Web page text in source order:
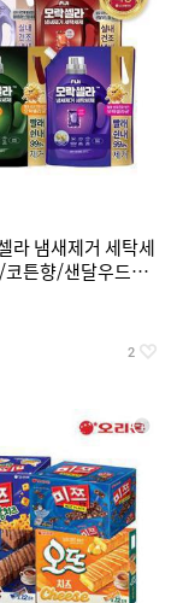
라 냄새제거 세탁세
튼향/샌달우드향/
2